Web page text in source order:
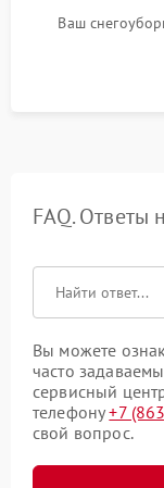
Ваш
FAQ. Ответы
Вы можете
часто
сервисный
телефону+7
свой вопрос.